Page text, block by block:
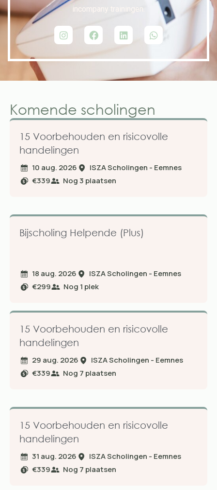
incompany trainingen.
Komende scholingen
15 Voorbehouden en risicovolle
handelingen
10 aug. 2026
ISZA Scholingen - Eemnes
€339
Nog3 plaatsen
Bijscholing Helpende (Plus)
18 aug. 2026
ISZA Scholingen - Eemnes
€299
Nog 1 plek
15 Voorbehouden en risicovolle
handelingen
29 aug. 2026
ISZA Scholingen - Eemnes
€339
Nog 7 plaatsen
15 Voorbehouden en risicovolle
handelingen
31 aug. 2026
ISZA Scholingen - Eemnes
€339
Nog 7 plaatsen